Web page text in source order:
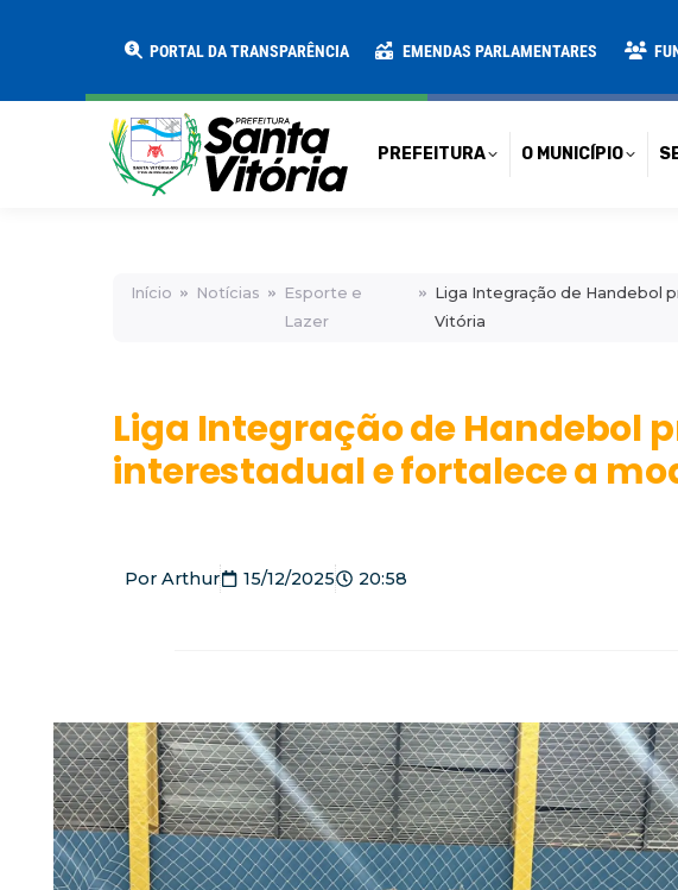
PORTAL DA TRANSPARÊNCIA EMENDAS PARLAMENTARES
PREFEITURA O MUNICÍPIO
Início Notícias
Esporte e
Lazer
Liga Integração de Handebol
Vitória
Liga Integração de Handebol
interestadual e fortalece a
Por Arthur 15/12/2025 20:58